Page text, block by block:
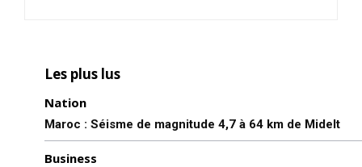
Les plus lus
Nation
Maroc : Séisme de magnitude 4,7 à 64 km de Midelt
Business